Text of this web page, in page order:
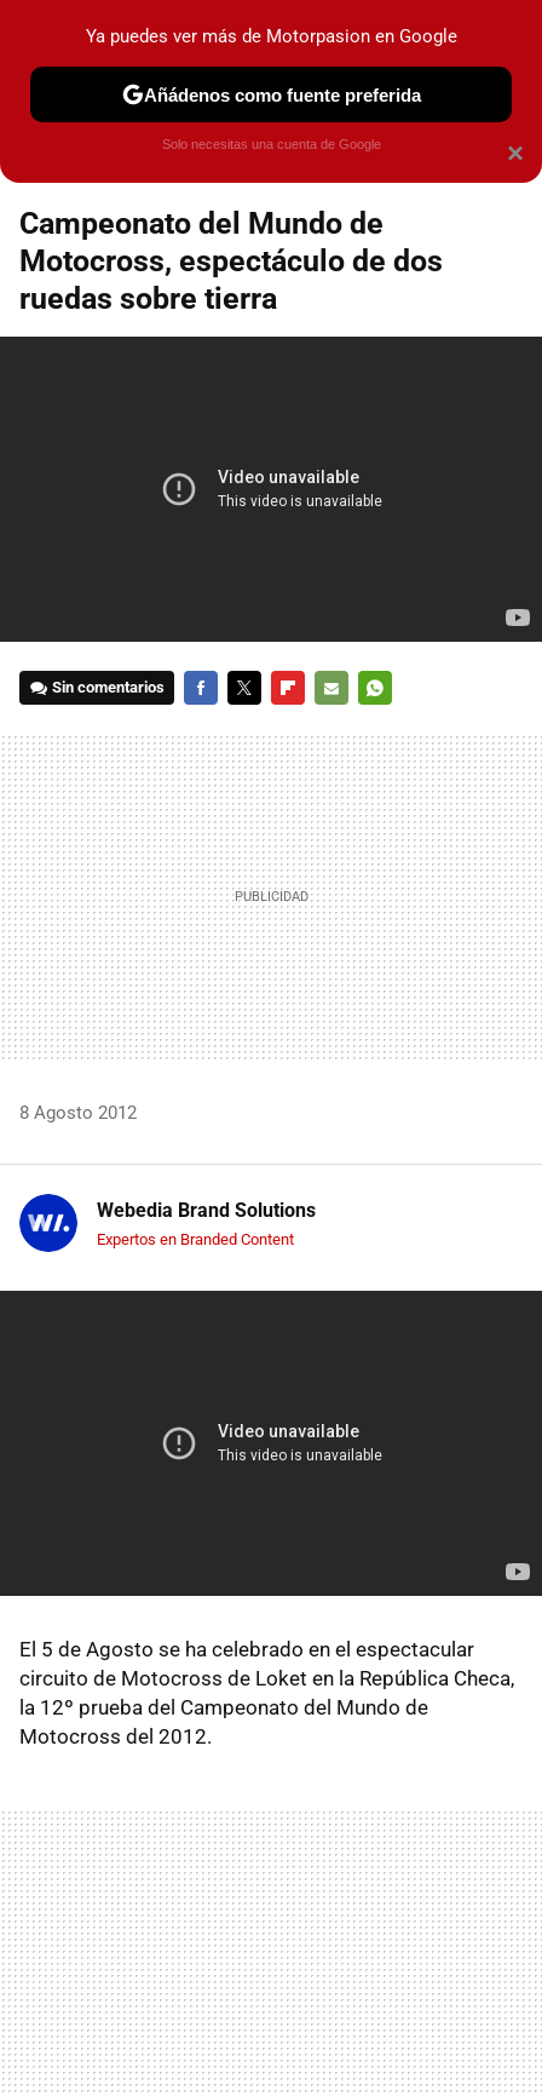
marca que se menciona
boxesdunlop
Campeonato del Mundo de
Motocross, espectáculo de dos
ruedas sobre tierra
Sin comentarios
MAIL
8 Agosto 2012
Webedia Brand Solutions
Expertos en Branded Content
El 5 de Agosto se ha celebrado en el espectacular
circuito de Motocross de Loket en la República Checa,
la 12º prueba del Campeonato del Mundo de
Motocross del 2012.
×
Ya puedes ver más de Motorpasion en Google
Añádenos como fuente preferida
Solo necesitas una cuenta de Google